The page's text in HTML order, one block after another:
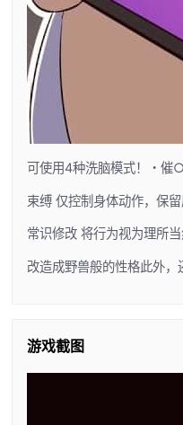
可使用4种洗脑模式！・催
束缚 仅控制身体动作，保
常识修改 将行为视为理所
改造成野兽般的性格此外，
游戏截图